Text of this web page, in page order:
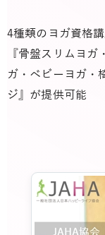
4種類のヨガ資格
『骨盤スリムヨ
ガ・ベビーヨガ・
ジ』が提供可能